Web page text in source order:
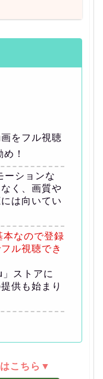
をフル視聴
め！
ーションな
く、画質や
は向いてい
本なので登録
ル視聴でき
ストアに
供も始まり
こちら▼